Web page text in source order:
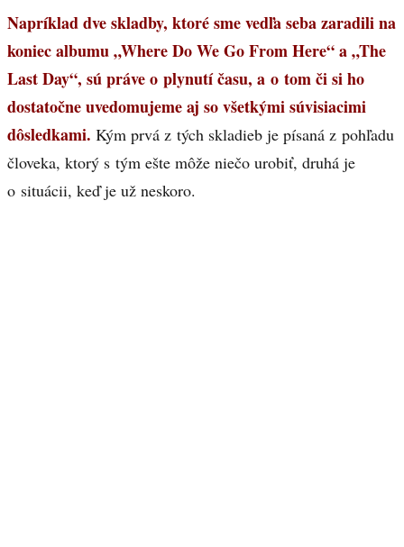
Napríklad dve skladby, ktoré sme vedľa seba zaradili na
koniec albumu „Where Do We Go From Here“ a „The
Last Day“, sú práve o plynutí času, a o tom či si ho
dostatočne uvedomujeme aj so všetkými súvisiacimi
dôsledkami. Kým prvá z tých skladieb je písaná z pohľadu
človeka, ktorý s tým ešte môže niečo urobiť, druhá je
o situácii, keď je už neskoro.